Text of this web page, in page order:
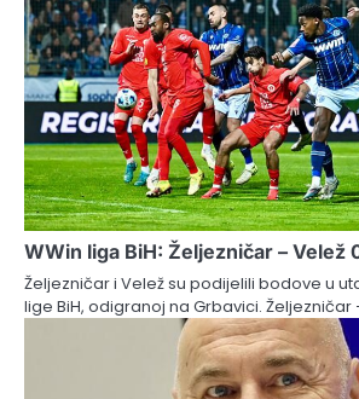
WWin liga BiH: Željezničar – Velež
Željezničar i Velež su podijelili bodove u
lige BiH, odigranoj na Grbavici. Željezničar